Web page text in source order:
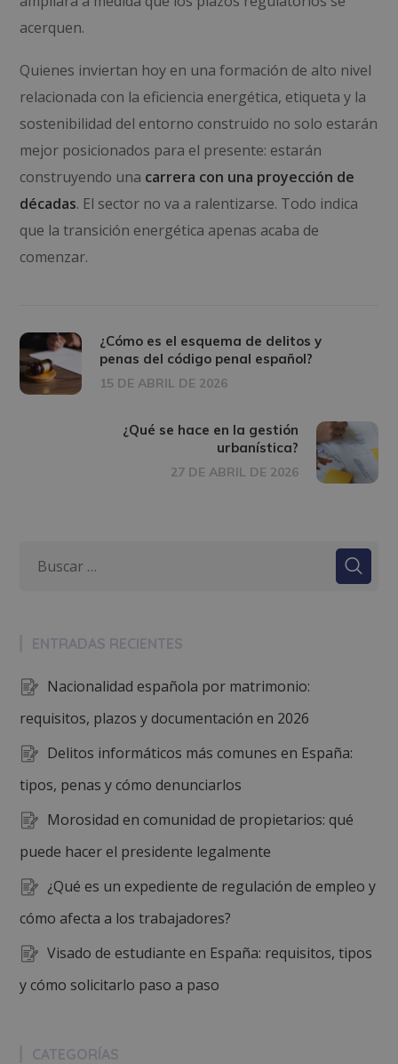
acerquen.
Quienes inviertan hoy en una formación de alto nivel
relacionada con la eficiencia energética, etiqueta y la
sostenibilidad del entorno construido no solo estarán
mejor posicionados para el presente: estarán
construyendo una carrera con una proyección de
décadas. El sector no va a ralentizarse. Todo indica
que la transición energética apenas acaba de
comenzar.
¿Cómo es el esquema de delitos y
penas del código penal español?
15 DE ABRIL DE 2026
¿Qué se hace en la gestión
urbanística?
27 DE ABRIL DE 2026
ENTRADAS RECIENTES
Nacionalidad española por matrimonio:
requisitos, plazos y documentación en 2026
Delitos informáticos más comunes en España:
tipos, penas y cómo denunciarlos
Morosidad en comunidad de propietarios: qué
puede hacer el presidente legalmente
¿Qué es un expediente de regulación de empleo y
cómo afecta a los trabajadores?
Visado de estudiante en España: requisitos, tipos
y cómo solicitarlo paso a paso
CATEGORÍAS